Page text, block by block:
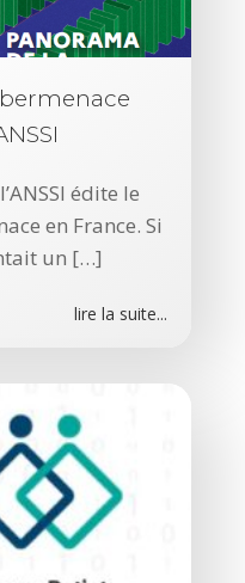
édite le
en France. Si
un […]
lire la suite...